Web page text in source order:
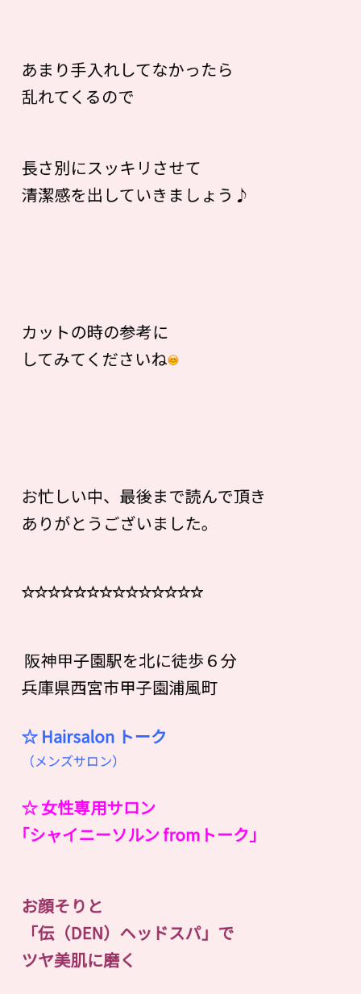
あまり手入れしてなかったら
乱れてくるので
長さ別にスッキリさせて
清潔感を出していきましょう♪
カットの時の参考に
してみてくださいね
お忙しい中、最後まで読んで頂き
ありがとうございました。
☆☆☆☆☆☆☆☆☆☆☆☆☆☆
阪神甲子園駅を北に徒歩６分
兵庫県西宮市甲子園浦風町
☆ Hairsalon トーク
（メンズサロン）
☆ 女性専用サロン
｢シャイニーソルン fromトーク｣
お顔そりと
「伝（DEN）ヘッドスパ」で
ツヤ美肌に磨く